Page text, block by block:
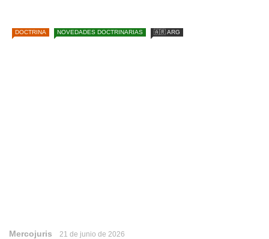
DOCTRINA NOVEDADES DOCTRINARIAS 🇦🇷 ARG
Mercojuris 21 de junio de 2026